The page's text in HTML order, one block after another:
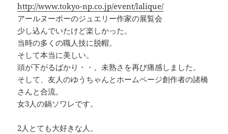
http://www.tokyo-np.co.jp/event/lalique/
アールヌーボーのジュエリー作家の展覧会
少し込んでいたけど楽しかった。
当時の多くの職人技に脱帽。
そして本当に美しい。
頭が下がるばかり・・。未熟さを再び痛感しました。
そして、友人のゆうちゃんとホームページ創作者の諸橋
さんと合流。
女3人の鍋ソワレです。
2人とても大好きな人。